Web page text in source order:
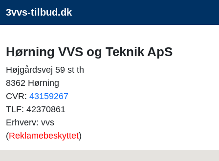
3vvs-tilbud.dk
Hørning VVS og Teknik ApS
Højgårdsvej 59 st th
8362 Hørning
CVR: 43159267
TLF: 42370861
Erhverv: vvs
(Reklamebeskyttet)